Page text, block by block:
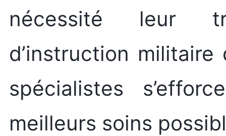
nécessité leur
d’instruction
spécialistes
meilleurs soins